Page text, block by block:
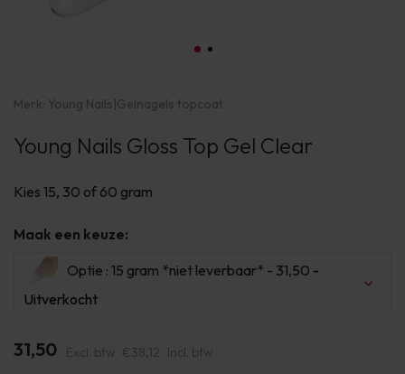
Merk: Young Nails|Gelnagels topcoat
Young Nails Gloss Top Gel Clear
Kies 15, 30 of 60 gram
Maak een keuze:
Optie : 15 gram *niet leverbaar* - 31,50 -
Uitverkocht
31,50 Excl. btw €38,12 Incl. btw